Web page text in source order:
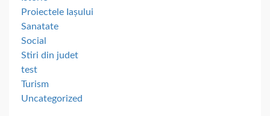
Proiectele Iașului
Sanatate
Social
Stiri din judet
test
Turism
Uncategorized